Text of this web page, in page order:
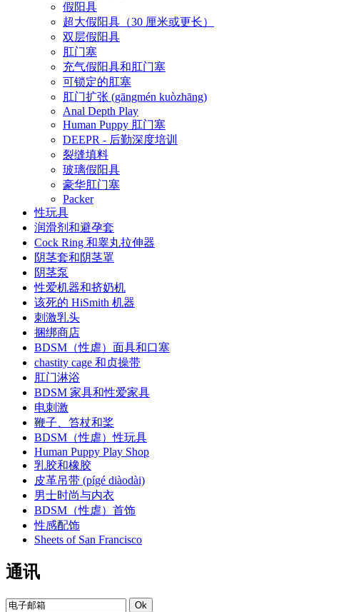
假阳具
超大假阳具（30 厘米或更长）
双层假阳具
肛门塞
充气假阳具和肛门塞
可锁定的肛塞
肛门扩张 (gāngmén kuòzhāng)
Anal Depth Play
Human Puppy 肛门塞
DEEPR - 后勤深度培训
裂缝填料
玻璃假阳具
豪华肛门塞
Packer
性玩具
润滑剂和避孕套
Cock Ring 和睾丸拉伸器
阴茎套和阴茎罩
阴茎泵
性爱机器和挤奶机
该死的 HiSmith 机器
刺激乳头
捆绑商店
BDSM（性虐）面具和口塞
chastity cage 和贞操带
肛门淋浴
BDSM 家具和性爱家具
电刺激
鞭子、笞杖和桨
BDSM（性虐）性玩具
Human Puppy Play Shop
乳胶和橡胶
皮革吊带 (pígé diàodài)
男士时尚与内衣
BDSM（性虐）首饰
性感配饰
Sheets of San Francisco
通讯
Ok